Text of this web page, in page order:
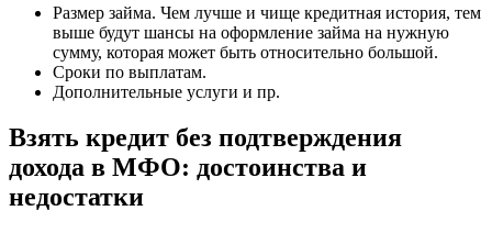
Размер займа. Чем лучше и чище кредитная история, тем
выше будут шансы на оформление займа на нужную
сумму, которая может быть относительно большой.
Сроки по выплатам.
Дополнительные услуги и пр.
Взять кредит без подтверждения
дохода в МФО: достоинства и
недостатки